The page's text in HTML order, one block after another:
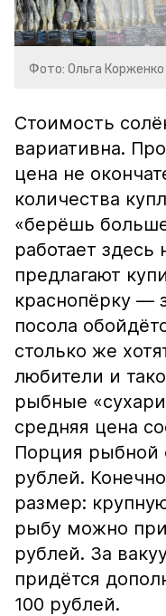
Фото: Ольга
Стоимость
вариативна.
цена не
количества
«берёшь
работает здесь
предлагают
краснопёрку —
посола
столько же
любители и
рыбные
средняя цена
Порция рыбной
рублей.
размер:
рыбу можно
рублей. За
придётся
100 рублей.